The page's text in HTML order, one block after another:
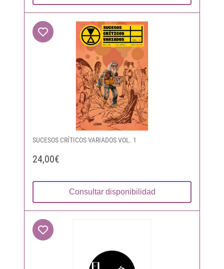
SUCESOS CRÍTICOS VARIADOS VOL. 1
24,00€
Consultar disponibilidad